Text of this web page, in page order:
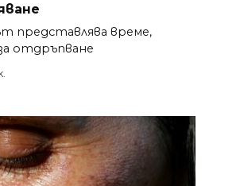
представлява време,
отдръпване